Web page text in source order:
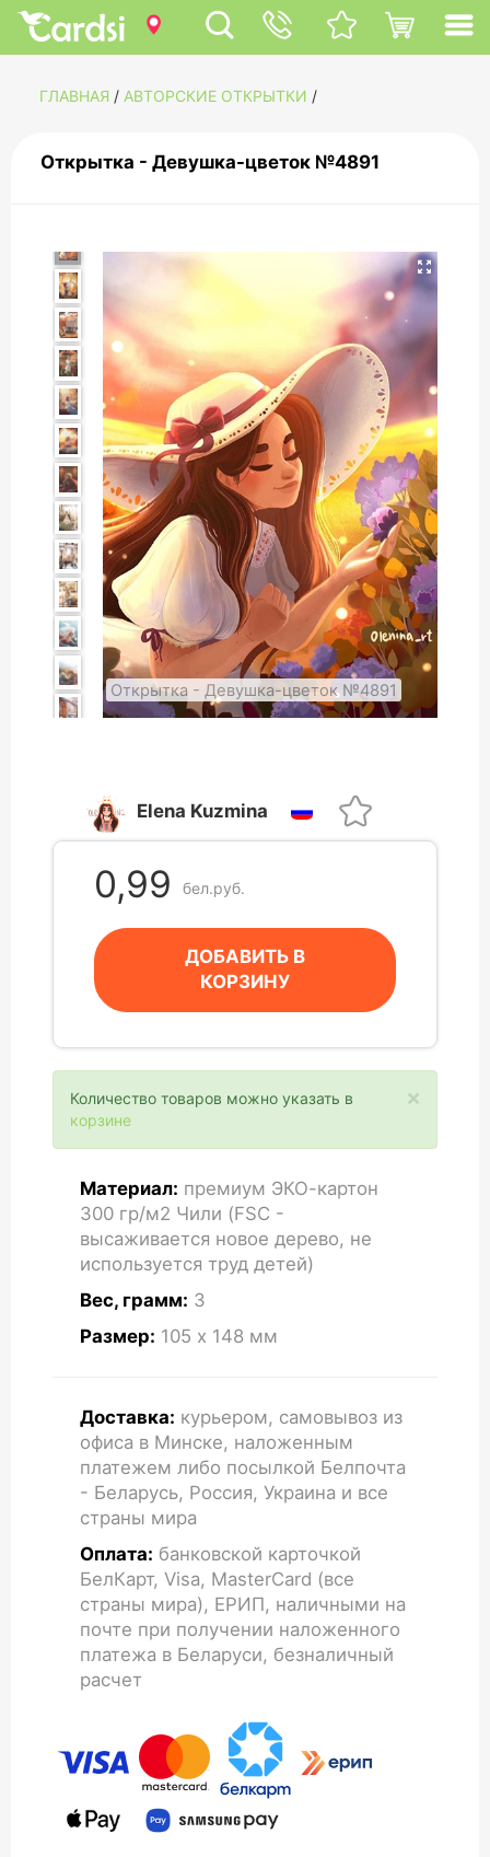
ГЛАВНАЯ / АВТОРСКИЕ ОТКРЫТКИ /
Открытка - Девушка-цветок №4891
Открытка - Девушка-цветок №4891
Elena Kuzmina
0,99 бел.руб.
ДОБАВИТЬ В
КОРЗИНУ
×
Количество товаров можно указать в
корзине
Материал: премиум ЭКО-картон
300 гр/м2 Чили (FSC -
высаживается новое дерево, не
используется труд детей)
Вес, грамм: 3
Размер: 105 x 148 мм
Доставка: курьером, самовывоз из
офиса в Минске, наложенным
платежем либо посылкой Белпочта
- Беларусь, Россия, Украина и все
страны мира
Оплата: банковской карточкой
БелКарт, Visa, MasterCard (все
страны мира), ЕРИП, наличными на
почте при получении наложенного
платежа в Беларуси, безналичный
расчет